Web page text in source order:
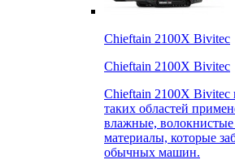
Chieftain 2100X Bivitec
Chieftain 2100X Bivitec
Chieftain 2100X Bivitec
таких областей
влажные,
материалы, которые
обычных машин.